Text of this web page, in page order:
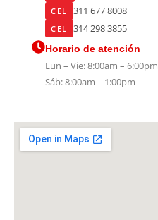
CEL 311 677 8008
CEL 314 298 3855
Horario de atención
Lun – Vie: 8:00am – 6:00pm
Sáb: 8:00am – 1:00pm